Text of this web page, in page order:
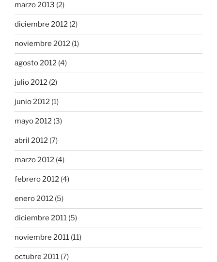
marzo 2013 (2)
diciembre 2012 (2)
noviembre 2012 (1)
agosto 2012 (4)
julio 2012 (2)
junio 2012 (1)
mayo 2012 (3)
abril 2012 (7)
marzo 2012 (4)
febrero 2012 (4)
enero 2012 (5)
diciembre 2011 (5)
noviembre 2011 (11)
octubre 2011 (7)